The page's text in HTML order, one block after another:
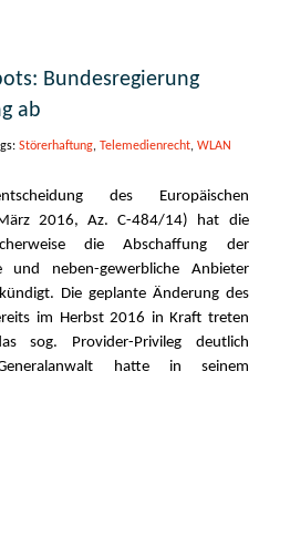
Bundesregierung
ab
Störerhaftung,Telemedienrecht,WLAN
des Europäischen
2016, Az. C-484/14) hat die
die Abschaffung der
neben-gewerbliche Anbieter
Die geplante Änderung des
im Herbst 2016 in Kraft treten
sog. Provider-Privileg deutlich
hatte in seinem